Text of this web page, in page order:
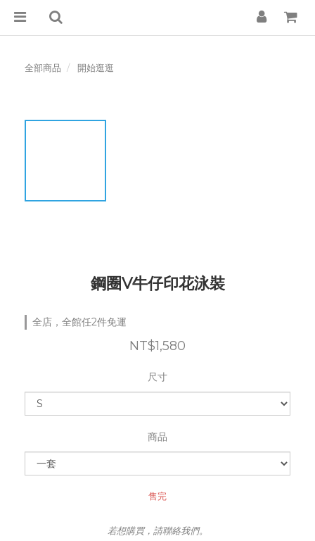
全部商品 開始逛逛
鋼圈V牛仔印花泳裝
全店，全館任2件免運
NT$1,580
尺寸
商品
售完
若想購買，請聯絡我們。